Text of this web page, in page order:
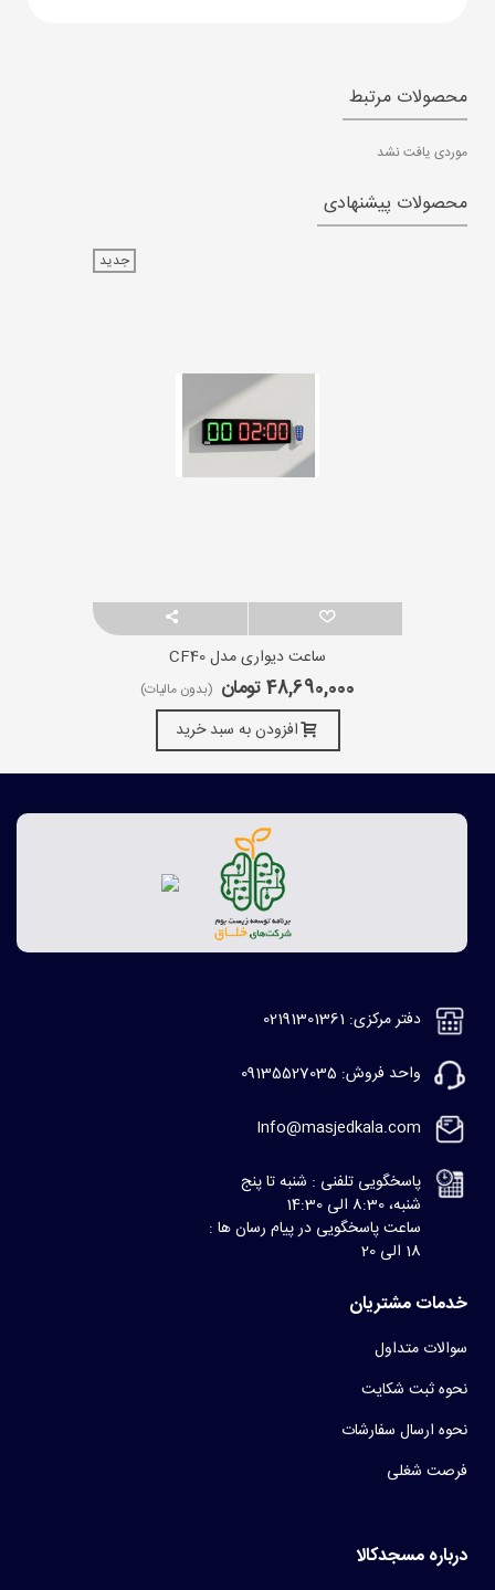
محصولات مرتبط
موردی یافت نشد
محصولات پیشنهادی
جدید
ساعت دیواری مدل CF40
48,690,000 تومان (بدون مالیات)
افزودن به سبد خرید
دفتر مرکزی: 02191301361
واحد فروش: 09135527035
Info@masjedkala.com
پاسخگویی تلفنی : شنبه تا پنج
شنبه، 8:30 الی 14:30
ساعت پاسخگویی در پیام رسان ها :
18 الی 20
خدمات مشتریان
سوالات متداول
نحوه ثبت شکایت
نحوه ارسال سفارشات
فرصت شغلی
درباره مسجدکالا